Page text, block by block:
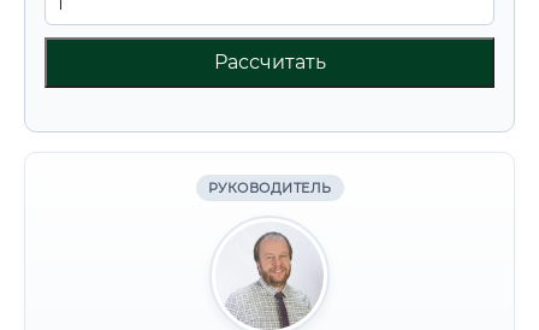
Рассчитать
РУКОВОДИТЕЛЬ